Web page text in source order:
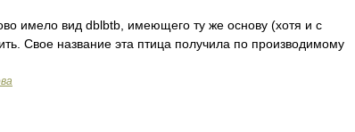
имело вид dblbtb, имеющего ту же основу (хотя и с
Свое название эта птица получила по производимому